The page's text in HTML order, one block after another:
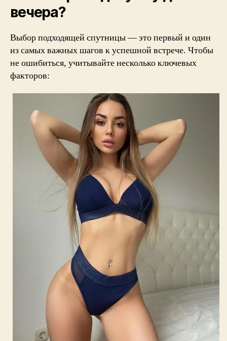
вечера?
Выбор подходящей спутницы — это первый и один
из самых важных шагов к успешной встрече. Чтобы
не ошибиться, учитывайте несколько ключевых
факторов: